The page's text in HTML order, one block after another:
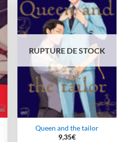
Ajouter
à la
wishlist
RUPTURE DE STOCK
Queen and the tailor
9,35€